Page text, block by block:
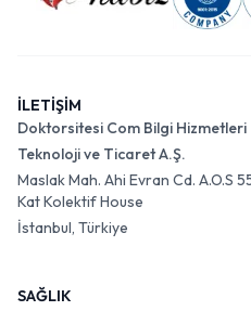
İLETİŞİM
Doktorsitesi Com Bilgi Hizmetleri
Teknoloji ve Ticaret A.Ş.
Maslak Mah. Ahi Evran Cd. A.O.S
Kat Kolektif House
İstanbul, Türkiye
SAĞLIK